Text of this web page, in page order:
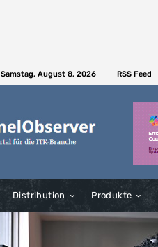
Samstag, August 8, 2026 RSS Feed
Distribution Produkte